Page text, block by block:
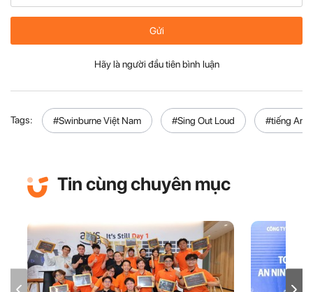
Gửi
Hãy là người đầu tiên bình luận
Tags: #Swinburne Việt Nam #Sing Out Loud #tiếng Anh
Tin cùng chuyên mục